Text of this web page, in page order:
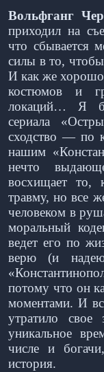
Вольфганг
приходил на
что сбывается
силы в то,
И как же хорошо
костюмов и
локаций… Я
сериала
сходство — по
нашим
нечто
восхищает то,
травму, но все
человеком в
моральный
ведет его по
верю (и
потому что он
моментами. И
утратило
уникальное
числе и
история.